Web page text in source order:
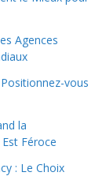
Agences
vous
la
Féroce
: Le Choix